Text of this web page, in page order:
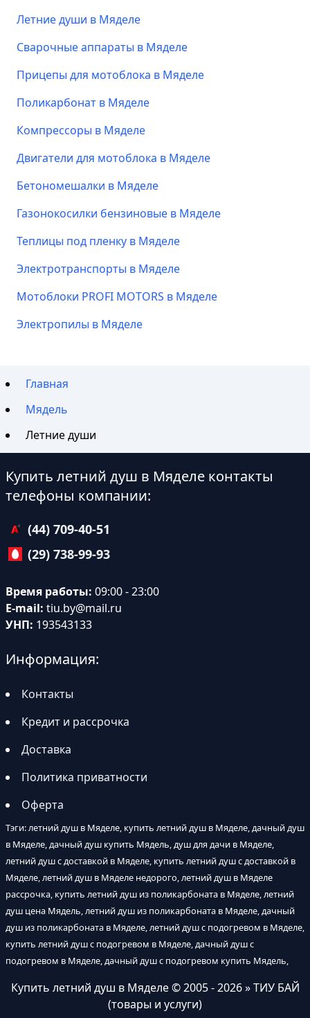
Летние души в Мяделе
Сварочные аппараты в Мяделе
Прицепы для мотоблока в Мяделе
Поликарбонат в Мяделе
Компрессоры в Мяделе
Двигатели для мотоблока в Мяделе
Бетономешалки в Мяделе
Газонокосилки бензиновые в Мяделе
Теплицы под пленку в Мяделе
Электротранспорты в Мяделе
Мотоблоки PROFI MOTORS в Мяделе
Электропилы в Мяделе
Главная
Мядель
Летние души
Купить летний душ в Мяделе контакты
телефоны компании:
(44) 709-40-51
(29) 738-99-93
Время работы: 09:00 - 23:00
E-mail: tiu.by@mail.ru
УНП: 193543133
Информация:
Контакты
Кредит и рассрочка
Доставка
Политика приватности
Оферта
Тэги: летний душ в Мяделе, купить летний душ в Мяделе, дачный душ
в Мяделе, дачный душ купить Мядель, душ для дачи в Мяделе,
летний душ с доставкой в Мяделе, купить летний душ с доставкой в
Мяделе, летний душ в Мяделе недорого, летний душ в Мяделе
рассрочка, купить летний душ из поликарбоната в Мяделе, летний
душ цена Мядель, летний душ из поликарбоната в Мяделе, дачный
душ из поликарбоната в Мяделе, летний душ с подогревом в Мяделе,
купить летний душ с подогревом в Мяделе, дачный душ с
подогревом в Мяделе, дачный душ с подогревом купить Мядель,
Купить летний душ в Мяделе© 2005 - 2026 » ТИУ БАЙ
(товары и услуги)